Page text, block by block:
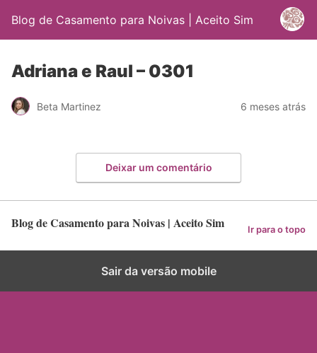
Blog de Casamento para Noivas | Aceito Sim
Adriana e Raul – 0301
Beta Martinez 6 meses atrás
Deixar um comentário
Blog de Casamento para Noivas | Aceito Sim Ir para o topo
Sair da versão mobile